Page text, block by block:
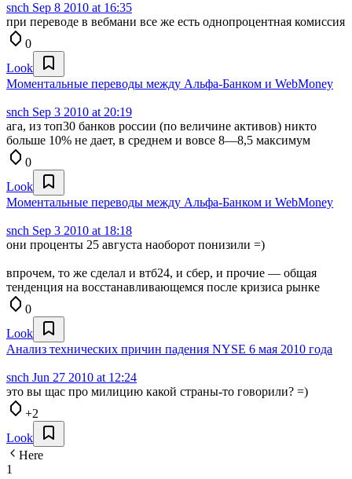
snch Sep 8 2010 at 16:35
при переводе в вебмани все же есть однопроцентная комиссия
0
Look
Моментальные переводы между Альфа-Банком и WebMoney
snch Sep 3 2010 at 20:19
ага, из топ30 банков россии (по величине активов) никто
больше 10% не дает, в среднем и вовсе 8—8,5 максимум
0
Look
Моментальные переводы между Альфа-Банком и WebMoney
snch Sep 3 2010 at 18:18
они проценты 25 августа наоборот понизили =)
впрочем, то же сделал и втб24, и сбер, и прочие — общая
тенденция на восстанавливающемся после кризиса рынке
0
Look
Анализ технических причин падения NYSE 6 мая 2010 года
snch Jun 27 2010 at 12:24
это вы щас про милицию какой страны-то говорили? =)
+2
Look
Here
1